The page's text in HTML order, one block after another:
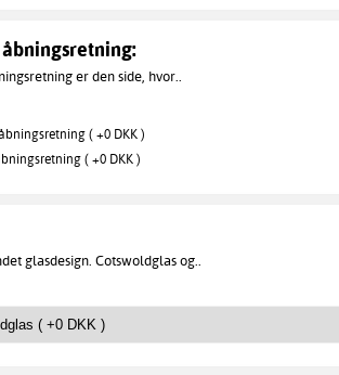
er den side, hvor..
( +0 DKK )
( +0 DKK )
glasdesign. Cotswoldglas og..